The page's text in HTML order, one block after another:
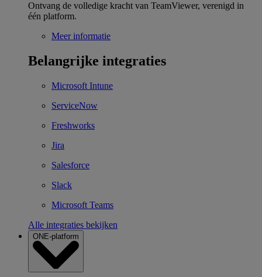
Ontvang de volledige kracht van TeamViewer, verenigd in
één platform.
Meer informatie
Belangrijke integraties
Microsoft Intune
ServiceNow
Freshworks
Jira
Salesforce
Slack
Microsoft Teams
Alle integraties bekijken
ONE-platform